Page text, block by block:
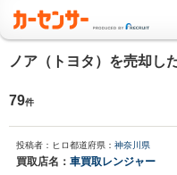
ノア（トヨタ）を売却し
79件
投稿者：ヒロ都道府県： 神奈川県
買取店名： 車買取レンジャー